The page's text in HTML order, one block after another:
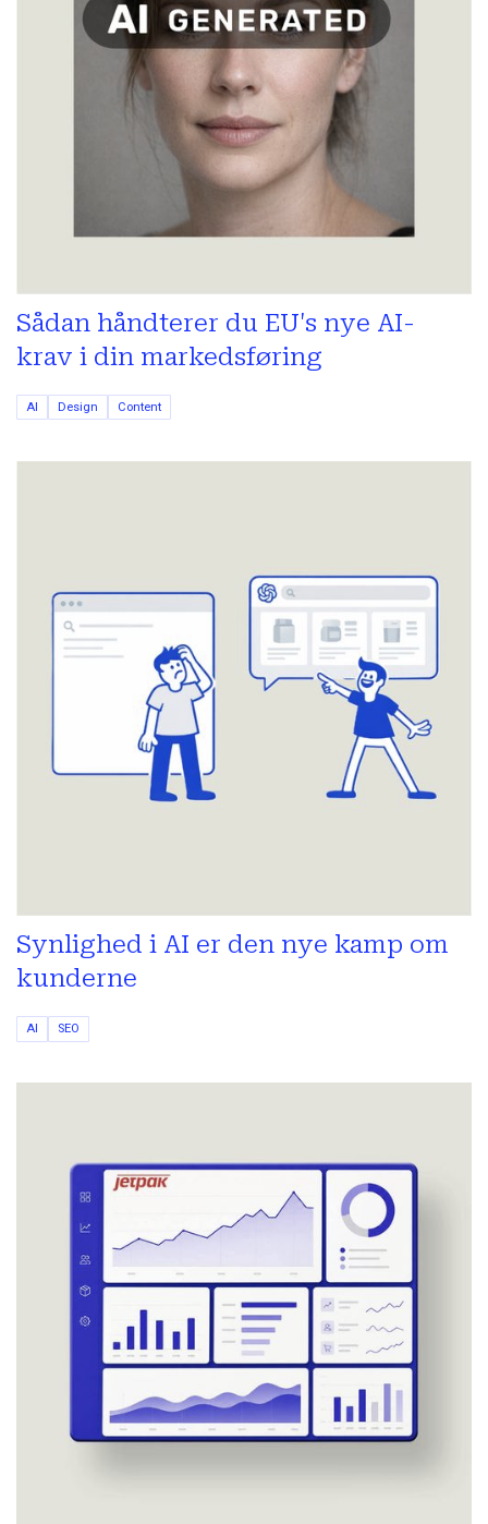
Sådan håndterer du EU's nye AI-
krav i din markedsføring
AI Design Content
Synlighed i AI er den nye kamp om
kunderne
AI SEO